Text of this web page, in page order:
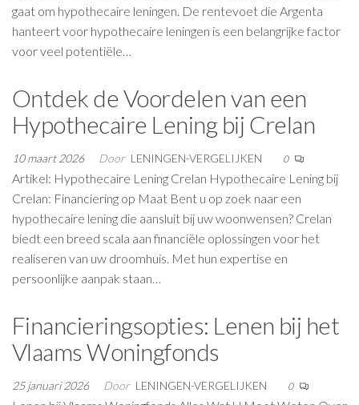
gaat om hypothecaire leningen. De rentevoet die Argenta
hanteert voor hypothecaire leningen is een belangrijke factor
voor veel potentiële…
Ontdek de Voordelen van een
Hypothecaire Lening bij Crelan
10 maart 2026 Door LENINGEN-VERGELIJKEN 0
Artikel: Hypothecaire Lening Crelan Hypothecaire Lening bij
Crelan: Financiering op Maat Bent u op zoek naar een
hypothecaire lening die aansluit bij uw woonwensen? Crelan
biedt een breed scala aan financiële oplossingen voor het
realiseren van uw droomhuis. Met hun expertise en
persoonlijke aanpak staan…
Financieringsopties: Lenen bij het
Vlaams Woningfonds
25 januari 2026 Door LENINGEN-VERGELIJKEN 0